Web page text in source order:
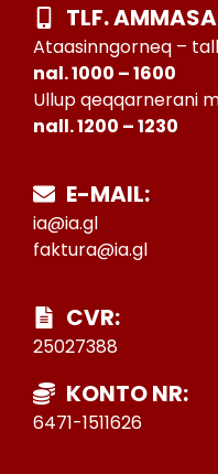
TLF.
Ataasinngorneq –
nal. 1000 – 1600
Ullup qeqqarnerani
nall. 1200 – 1230
E-MAIL:
ia@ia.gl
faktura@ia.gl
CVR:
25027388
KONTO NR:
6471-1511626